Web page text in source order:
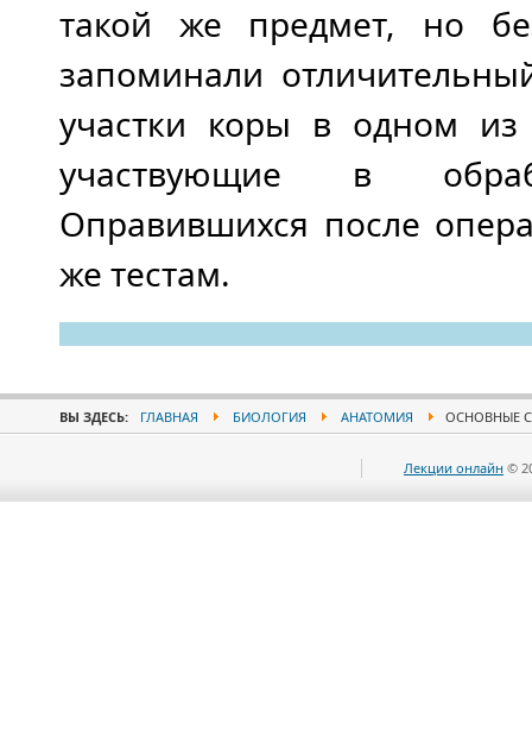
такой же предмет, но
запоминали
участки коры в одном из
участвующие в
Оправившихся после
же тестам.
ВЫ ЗДЕСЬ: ГЛАВНАЯ БИОЛОГИЯ АНАТОМИЯ ОСНОВНЫЕ
Лекции онлайн ©